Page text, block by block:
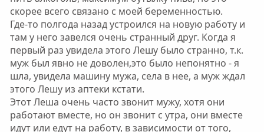
возможно мои подозрения беспочвенны, а возможно и
нет.
Еще, у моего мужа был родственник - лучший друг, муж
перестал с ним общаться потому что тот принимал
наркотики, осуждал его. Не общается с ним точно ну
года 2-4, этот родственник может максимум позвонить
по делу раз в год, не больше.
скорее всего связано с моей беременностью.
Где-то полгода назад устроился на новую работу и
там у него завелся очень странный друг. Когда я
первый раз увидела этого Лешу было странно, т.к.
муж был явно не доволен,это было непонятно - я
шла, увидела машину мужа, села в нее, а муж ждал
этого Лешу из аптеки кстати.
Этот Леша очень часто звонит мужу, хотя они
работают вместе, но он звонит с утра, они вместе
идут или едут на работу, в зависимости от того,